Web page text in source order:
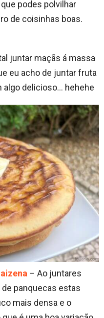
podes polvilhar
de coisinhas boas.
juntar maçãs á massa
eu acho de juntar fruta
algo delicioso… hehehe
– Ao juntares
panquecas estas
mais densa e o